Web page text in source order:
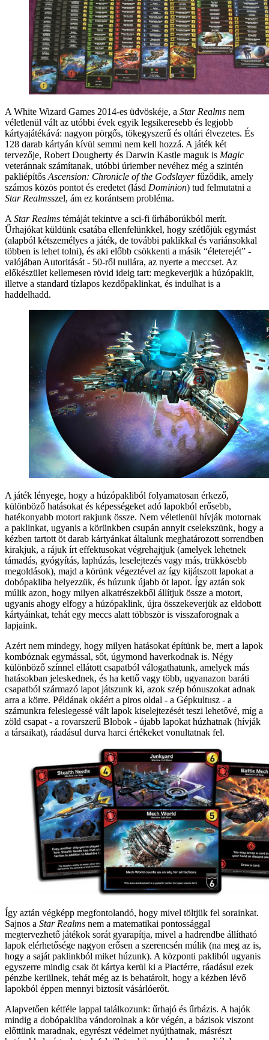
A White Wizard Games 2014-es üdvöskéje, a Star Realms nem
véletlenül vált az utóbbi évek egyik legsikeresebb és legjobb
kártyajátékává: nagyon pörgős, tökegyszerű és oltári élvezetes. És
128 darab kártyán kívül semmi nem kell hozzá. A játék két
tervezője, Robert Dougherty és Darwin Kastle maguk is Magic
veteránnak számítanak, utóbbi úriember nevéhez még a szintén
pakliépítős Ascension: Chronicle of the Godslayerfűződik, amely
számos közös pontot és eredetet (lásd Dominion) tud felmutatni a
Star Realmsszel, ám ez korántsem probléma.
A Star Realms témáját tekintve a sci-fi űrháborúkból merít.
Űrhajókat küldünk csatába ellenfelünkkel, hogy szétlőjük egymást
(alapból kétszemélyes a játék, de további paklikkal és variánsokkal
többen is lehet tolni), és aki előbb csökkenti a másik “életerejét” -
valójában Autoritását - 50-ről nullára, az nyerte a meccset. Az
előkészület kellemesen rövid ideig tart: megkeverjük a húzópaklit,
illetve a standard tízlapos kezdőpaklinkat, és indulhat is a
haddelhadd.
A játék lényege, hogy a húzópakliból folyamatosan érkező,
különböző hatásokat és képességeket adó lapokból erősebb,
hatékonyabb motort rakjunk össze. Nem véletlenül hívják motornak
a paklinkat, ugyanis a körünkben csupán annyit cselekszünk, hogy a
kézben tartott öt darab kártyánkat általunk meghatározott sorrendben
kirakjuk, a rájuk írt effektusokat végrehajtjuk (amelyek lehetnek
támadás, gyógyítás, laphúzás, leselejtezés vagy más, trükkösebb
megoldások), majd a körünk végeztével az így kijátszott lapokat a
dobópakliba helyezzük, és húzunk újabb öt lapot. Így aztán sok
múlik azon, hogy milyen alkatrészekből állítjuk össze a motort,
ugyanis ahogy elfogy a húzópaklink, újra összekeverjük az eldobott
kártyáinkat, tehát egy meccs alatt többször is visszaforognak a
lapjaink.
Azért nem mindegy, hogy milyen hatásokat építünk be, mert a lapok
kombóznak egymással, sőt, úgymond haverkodnak is. Négy
különböző színnel ellátott csapatból válogathatunk, amelyek más
hatásokban jeleskednek, és ha kettő vagy több, ugyanazon baráti
csapatból származó lapot játszunk ki, azok szép bónuszokat adnak
arra a körre. Példának okáért a piros oldal - a Gépkultusz - a
számunkra feleslegessé vált lapok kiselejtezését teszi lehetővé, míg a
zöld csapat - a rovarszerű Blobok - újabb lapokat húzhatnak (hívják
a társaikat), ráadásul durva harci értékeket vonultatnak fel.
Így aztán végképp megfontolandó, hogy mivel töltjük fel sorainkat.
Sajnos a Star Realms nem a matematikai pontossággal
megtervezhető játékok sorát gyarapítja, mivel a hadrendbe állítható
lapok elérhetősége nagyon erősen a szerencsén múlik (na meg az is,
hogy a saját paklinkból miket húzunk). A központi pakliból ugyanis
egyszerre mindig csak öt kártya kerül ki a Piactérre, ráadásul ezek
pénzbe kerülnek, tehát még az is behatárolt, hogy a kézben lévő
lapokból éppen mennyi biztosít vásárlóerőt.
Alapvetően kétféle lappal találkozunk: űrhajó és űrbázis. A hajók
mindig a dobópakliba vándorolnak a kör végén, a bázisok viszont
előttünk maradnak, egyrészt védelmet nyújthatnak, másrészt